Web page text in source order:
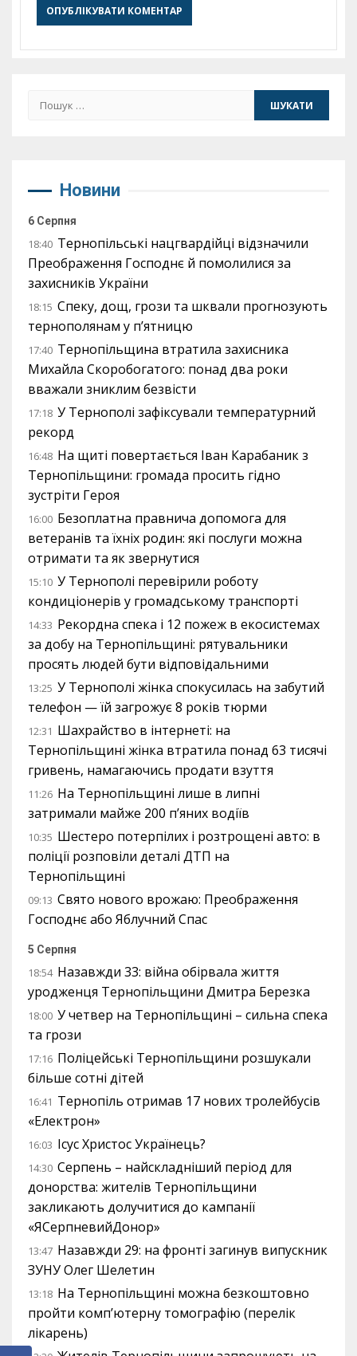
Пошук:
Новини
6 Серпня
18:40 Тернопільські нацгвардійці відзначили
Преображення Господнє й помолилися за
захисників України
18:15 Спеку, дощ, грози та шквали прогнозують
тернополянам у п’ятницю
17:40 Тернопільщина втратила захисника
Михайла Скоробогатого: понад два роки
вважали зниклим безвісти
17:18 У Тернополі зафіксували температурний
рекорд
16:48 На щиті повертається Іван Карабаник з
Тернопільщини: громада просить гідно
зустріти Героя
16:00 Безоплатна правнича допомога для
ветеранів та їхніх родин: які послуги можна
отримати та як звернутися
15:10 У Тернополі перевірили роботу
кондиціонерів у громадському транспорті
14:33 Рекордна спека і 12 пожеж в екосистемах
за добу на Тернопільщині: рятувальники
просять людей бути відповідальними
13:25 У Тернополі жінка спокусилась на забутий
телефон — їй загрожує 8 років тюрми
12:31 Шахрайство в інтернеті: на
Тернопільщині жінка втратила понад 63 тисячі
гривень, намагаючись продати взуття
11:26 На Тернопільщині лише в липні
затримали майже 200 п’яних водіїв
10:35 Шестеро потерпілих і розтрощені авто: в
поліції розповіли деталі ДТП на
Тернопільщині
09:13 Свято нового врожаю: Преображення
Господнє або Яблучний Спас
5 Серпня
18:54 Назавжди 33: війна обірвала життя
уродженця Тернопільщини Дмитра Березка
18:00 У четвер на Тернопільщині – сильна спека
та грози
17:16 Поліцейські Тернопільщини розшукали
більше сотні дітей
16:41 Тернопіль отримав 17 нових тролейбусів
«Електрон»
16:03 Ісус Христос Українець?
14:30 Серпень – найскладніший період для
донорства: жителів Тернопільщини
закликають долучитися до кампанії
«ЯСерпневийДонор»
13:47 Назавжди 29: на фронті загинув випускник
ЗУНУ Олег Шелетин
13:18 На Тернопільщині можна безкоштовно
пройти комп’ютерну томографію (перелік
лікарень)